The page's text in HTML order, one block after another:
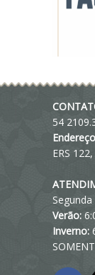
54
ERS
Verão:
Inverno: